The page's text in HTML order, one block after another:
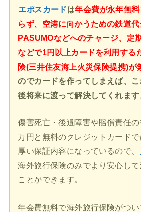
エポスカードは年会費が永年無
らず、空港に向かうための鉄道
PASUMOなどへのチャージ、定
などで1円以上カードを利用する
険(三井住友海上火災保険提携)が
のでカードを作ってしまえば、
後将来に渡って解決してくれます
傷害死亡・後遺障害や賠償責任
万円と無料のクレジットカード
厚い保証内容になっているので、
海外旅行保険のみでより安心して
ことができます。
年会費無料で海外旅行保険がつ